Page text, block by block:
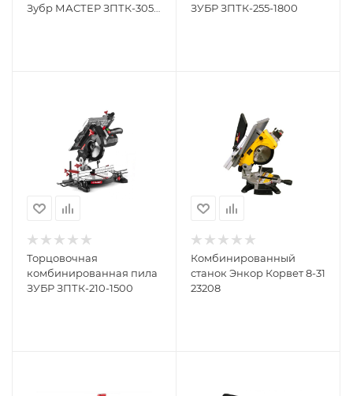
Зубр МАСТЕР ЗПТК-305-
ЗУБР ЗПТК-255-1800
Торцовочная
комбинированная пила
ЗУБР ЗПТК-210-1500
Комбинированный
станок Энкор Корвет 8-31
23208